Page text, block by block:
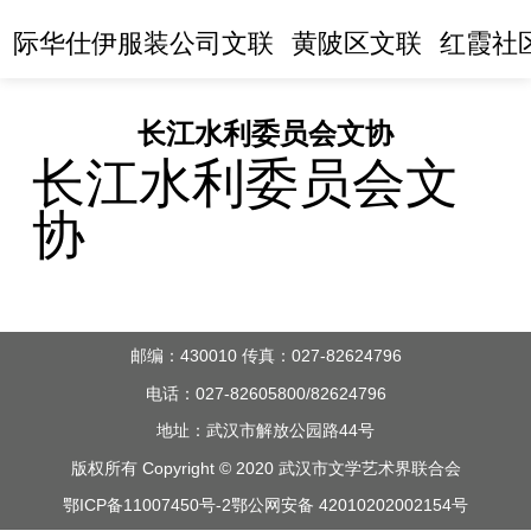
际华仕伊服装公司文联 黄陂区文联 红霞社
长江水利委员会文协
长江水利委员会文
协
邮编：430010 传真：027-82624796
电话：027-82605800/82624796
地址：武汉市解放公园路44号
版权所有 Copyright © 2020 武汉市文学艺术界联合会
鄂ICP备11007450号-2鄂公网安备 42010202002154号